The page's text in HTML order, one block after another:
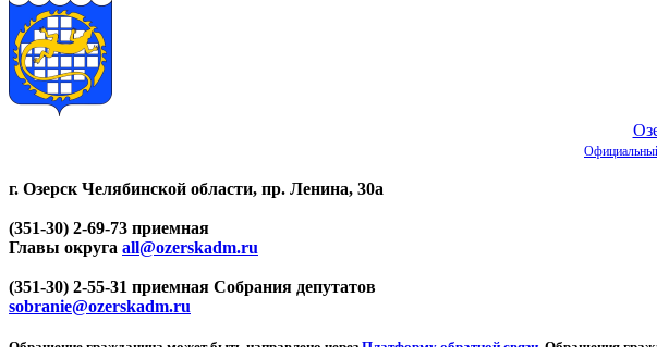
г. Озерск Челябинской области, пр. Ленина, 30а
(351-30) 2-69-73 приемная
Главы округа all@ozerskadm.ru
(351-30) 2-55-31 приемная Собрания депутатов
sobranie@ozerskadm.ru